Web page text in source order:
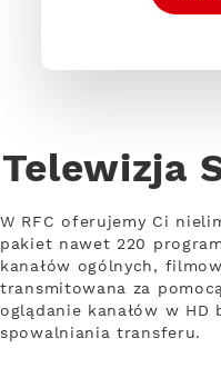
Telewizja
W RFC oferujemy Ci
pakiet nawet 220
kanałów ogólnych,
transmitowana za
oglądanie kanałów w HD
spowalniania transferu.